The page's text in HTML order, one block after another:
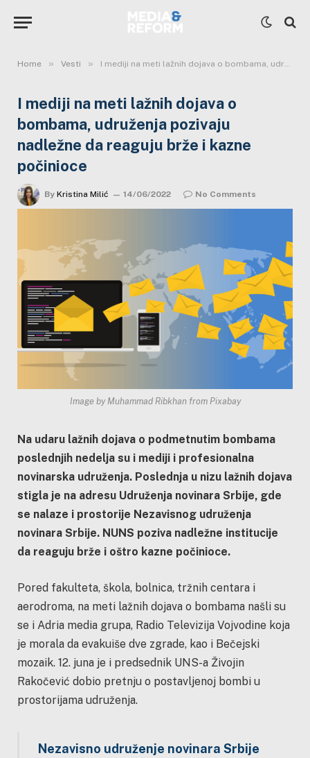
Home » Vesti » I mediji na meti lažnih dojava o bombama, udruženja pozivaju nadležne da reaguju brže i kazne počinioce
I mediji na meti lažnih dojava o
bombama, udruženja pozivaju
nadležne da reaguju brže i kazne
počinioce
By Kristina Milić 14/06/2022 No Comments
Image by Muhammad Ribkhan from Pixabay
Na udaru lažnih dojava o podmetnutim bombama
poslednjih nedelja su i mediji i profesionalna
novinarska udruženja. Poslednja u nizu lažnih dojava
stigla je na adresu Udruženja novinara Srbije, gde
se nalaze i prostorije Nezavisnog udruženja
novinara Srbije. NUNS poziva nadležne institucije
da reaguju brže i oštro kazne počinioce.
Pored fakulteta, škola, bolnica, tržnih centara i
aerodroma, na meti lažnih dojava o bombama našli su
se i Adria media grupa, Radio Televizija Vojvodine koja
je morala da evakuiše dve zgrade, kao i Bečejski
mozaik. 12. juna je i predsednik UNS-a Živojin
Rakočević dobio pretnju o postavljenoj bombi u
prostorijama udruženja.
Nezavisno udruženje novinara Srbije